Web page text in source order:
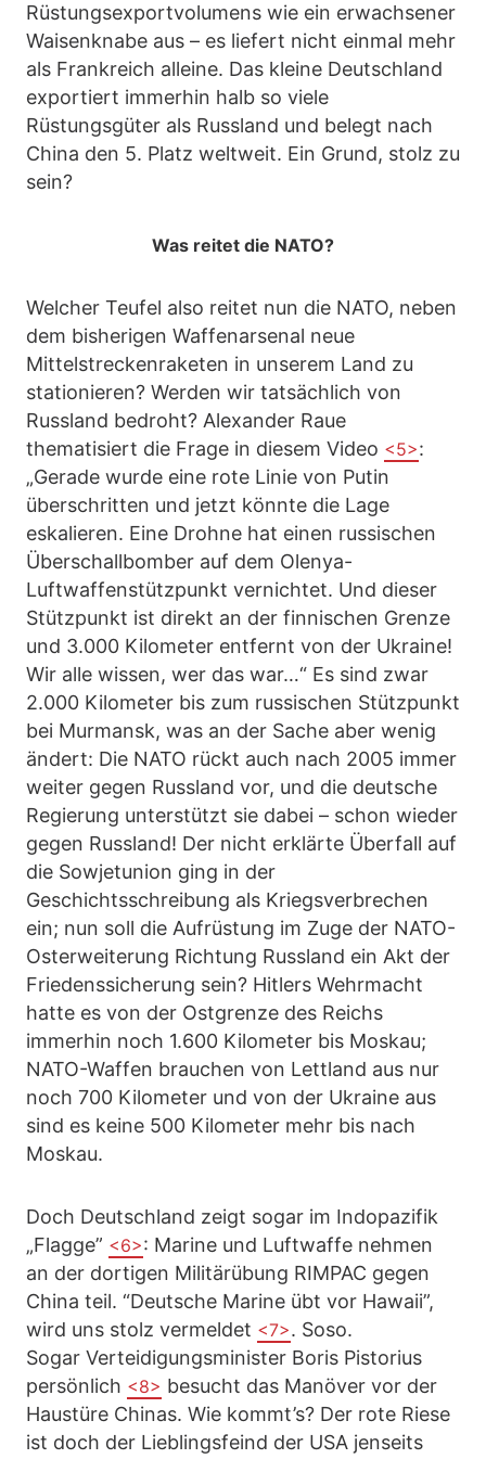
Rüstungsexportvolumens wie ein erwachsener
Waisenknabe aus – es liefert nicht einmal mehr
als Frankreich alleine. Das kleine Deutschland
exportiert immerhin halb so viele
Rüstungsgüter als Russland und belegt nach
China den 5. Platz weltweit. Ein Grund, stolz zu
sein?
Was reitet die NATO?
Welcher Teufel also reitet nun die NATO, neben
dem bisherigen Waffenarsenal neue
Mittelstreckenraketen in unserem Land zu
stationieren? Werden wir tatsächlich von
Russland bedroht? Alexander Raue
thematisiert die Frage in diesem Video <5>:
„Gerade wurde eine rote Linie von Putin
überschritten und jetzt könnte die Lage
eskalieren. Eine Drohne hat einen russischen
Überschallbomber auf dem Olenya-
Luftwaffenstützpunkt vernichtet. Und dieser
Stützpunkt ist direkt an der finnischen Grenze
und 3.000 Kilometer entfernt von der Ukraine!
Wir alle wissen, wer das war…“ Es sind zwar
2.000 Kilometer bis zum russischen Stützpunkt
bei Murmansk, was an der Sache aber wenig
ändert: Die NATO rückt auch nach 2005 immer
weiter gegen Russland vor, und die deutsche
Regierung unterstützt sie dabei – schon wieder
gegen Russland! Der nicht erklärte Überfall auf
die Sowjetunion ging in der
Geschichtsschreibung als Kriegsverbrechen
ein; nun soll die Aufrüstung im Zuge der NATO-
Osterweiterung Richtung Russland ein Akt der
Friedenssicherung sein? Hitlers Wehrmacht
hatte es von der Ostgrenze des Reichs
immerhin noch 1.600 Kilometer bis Moskau;
NATO-Waffen brauchen von Lettland aus nur
noch 700 Kilometer und von der Ukraine aus
sind es keine 500 Kilometer mehr bis nach
Moskau.
Doch Deutschland zeigt sogar im Indopazifik
„Flagge” <6>: Marine und Luftwaffe nehmen
an der dortigen Militärübung RIMPAC gegen
China teil. “Deutsche Marine übt vor Hawaii”,
wird uns stolz vermeldet <7>. Soso.
Sogar Verteidigungsminister Boris Pistorius
persönlich <8> besucht das Manöver vor der
Haustüre Chinas. Wie kommt’s? Der rote Riese
ist doch der Lieblingsfeind der USA jenseits